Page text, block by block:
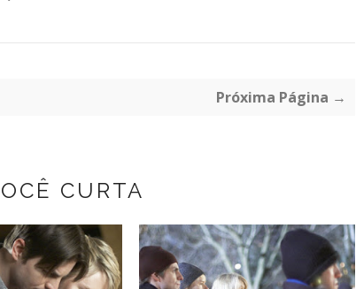
Próxima Página →
CURTA